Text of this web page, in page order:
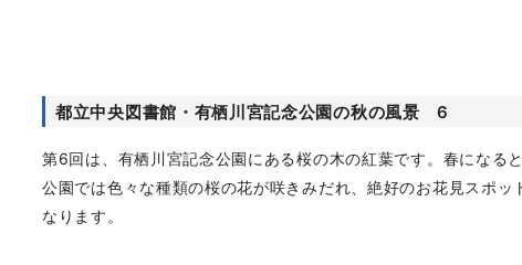
都立中央図書館・有栖川宮記念公園の秋の風景 6
第6回は、有栖川宮記念公園にある桜の木の紅葉です。春になる
公園では色々な種類の桜の花が咲きみだれ、絶好のお花見スポッ
なります。